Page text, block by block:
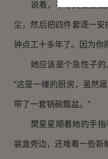
说着，不等樊星星回
尘，然后把四件套逐一
钟点工十多年了。因为你
她应该是个急性子的人
“这是一楼的厨房，虽然
带了一套锅碗瓢盆。”
樊星星顺着她的手指
装盒旁边，还堆着一些新